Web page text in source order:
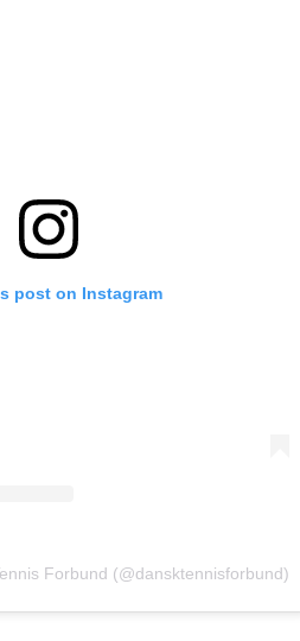
post on Instagram
Forbund (@dansktennisforbund)